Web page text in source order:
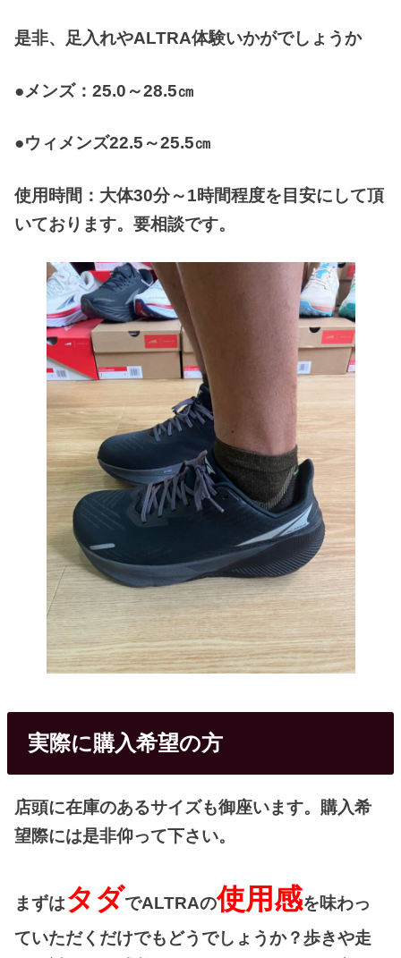
是非、足入れやALTRA体験いかがでしょうか
●メンズ：25.0～28.5㎝
●ウィメンズ22.5～25.5㎝
使用時間：大体30分～1時間程度を目安にして頂
いております。要相談です。
実際に購入希望の方
店頭に在庫のあるサイズも御座います。購入希
望際には是非仰って下さい。
まずはタダでALTRAの使用感を味わっ
ていただくだけでもどうでしょうか？歩きや走